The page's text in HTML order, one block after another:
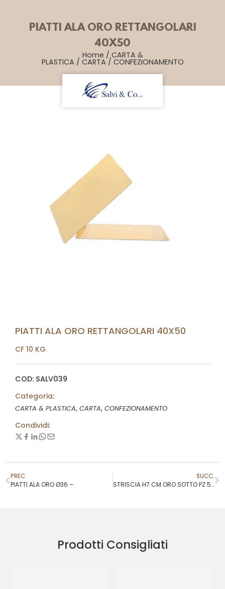
PIATTI ALA ORO RETTANGOLARI
40X50
Home /CARTA &
PLASTICA / CARTA / CONFEZIONAMENTO
PIATTI ALA ORO RETTANGOLARI 40X50
CF 10 KG
COD: SALV039
Categoria:
CARTA & PLASTICA, CARTA, CONFEZIONAMENTO
Condividi:
PREC
PIATTI ALA ORO Ø36 –
SUCC.
STRISCIA H7 CM ORO SOTTO PZ 5 KG
Prodotti Consigliati